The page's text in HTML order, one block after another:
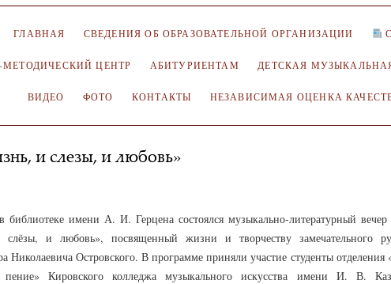
ГЛАВНАЯ СВЕДЕНИЯ ОБ ОБРАЗОВАТЕЛЬНОЙ ОРГАНИЗАЦИИ
МЕТОДИЧЕСКИЙ ЦЕНТР АБИТУРИЕНТАМ ДЕТСКАЯ
ВИДЕО ФОТО КОНТАКТЫ НЕЗАВИСИМАЯ ОЦЕНКА
и слезы, и любовь»
библиотеке имени А. И. Герцена состоялся музыкально-литературный
и любовь», посвященный жизни и творчеству замечательного
Николаевича Островского. В программе приняли участие студенты отделения
пение» Кировского колледжа музыкального искусства имени И. В.